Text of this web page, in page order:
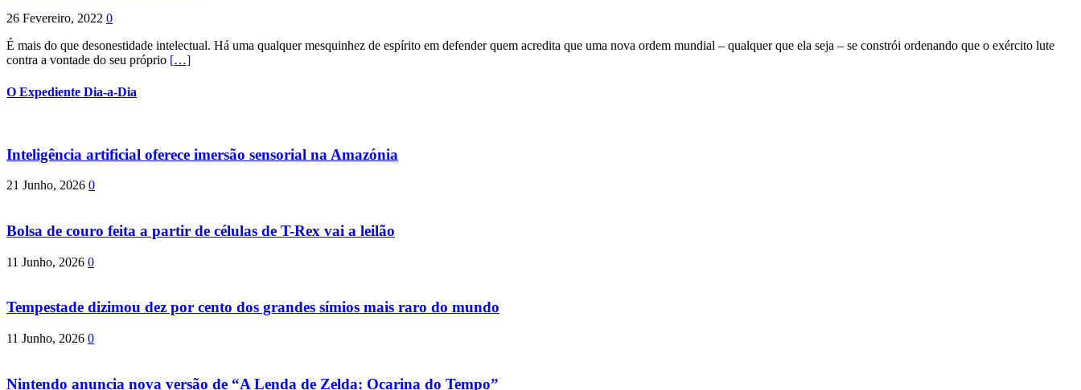
26 Fevereiro, 2022 0
É mais do que desonestidade intelectual. Há uma qualquer mesquinhez de espírito em defender quem acredita que uma nova ordem mundial – qualquer que ela seja – se constrói ordenando que o exército lute
contra a vontade do seu próprio […]
O Expediente Dia-a-Dia
Inteligência artificial oferece imersão sensorial na Amazónia
21 Junho, 2026 0
Bolsa de couro feita a partir de células de T-Rex vai a leilão
11 Junho, 2026 0
Tempestade dizimou dez por cento dos grandes símios mais raro do mundo
11 Junho, 2026 0
Nintendo anuncia nova versão de “A Lenda de Zelda: Ocarina do Tempo”